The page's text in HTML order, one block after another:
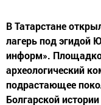
В Татарстане
лагерь под эгидой
информ».
археологический
подрастающее
Болгарской